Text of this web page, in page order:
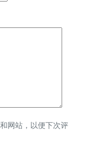
网站，以便下次评